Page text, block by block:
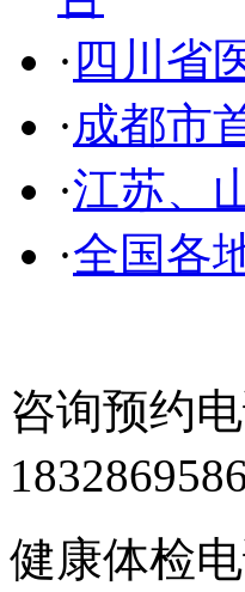
· 四川省
·成都市
·江苏、
·全国各
咨询预约
健康体检